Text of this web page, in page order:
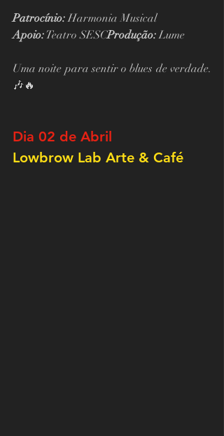
Patrocínio: Harmonia Musical
Apoio: Teatro SESCProdução: Lume
Uma noite para sentir o blues de verdade.
🎶🔥
Dia 02 de Abril
Lowbrow Lab Arte & Café